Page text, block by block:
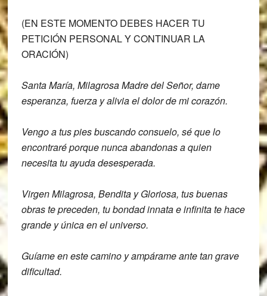
(EN ESTE MOMENTO DEBES HACER TU
PETICIÓN PERSONAL Y CONTINUAR LA
ORACIÓN)
Santa María, Milagrosa Madre del Señor, dame
esperanza, fuerza y alivia el dolorde mi corazón.
Vengo a tus pies buscando consuelo, séque lo
encontraré porque nunca abandonasa quien
necesita tu ayuda desesperada.
Virgen Milagrosa, Bendita y Gloriosa, tusbuenas
obras te preceden, tu bondad innata e infinita te hace
grande y única en el universo.
Guíame eneste camino y ampárame ante tan grave
dificultad.